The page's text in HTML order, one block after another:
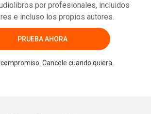
por profesionales, incluidos
e incluso los propios autores.
PRUEBA AHORA
compromiso. Cancele cuando quiera.